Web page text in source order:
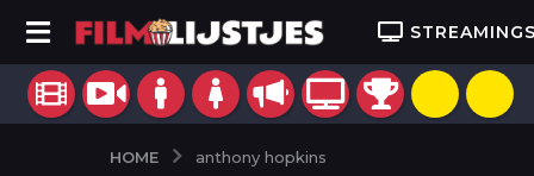
HOME anthony hopkins